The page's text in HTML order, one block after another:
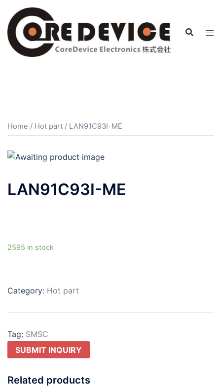
Home / Hot part / LAN91C93I-ME
LAN91C93I-ME
2595 in stock
Category: Hot part
Tag: SMSC
SUBMIT INQUIRY
Related products